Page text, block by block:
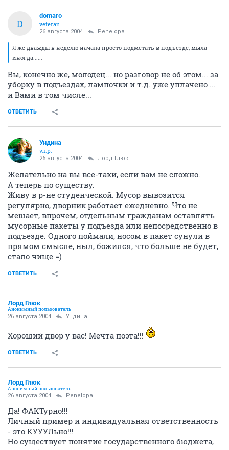
D
domaro
veteran
26 августа 2004 Penelopa
Я же дважды в неделю начала просто подметать в подъезде, мыла
иногда......
Вы, конечно же, молодец... но разговор не об этом... за
уборку в подъездах, лампочки и т.д. уже уплачено ...
и Вами в том числе...
ОТВЕТИТЬ
Ундина
v.i.p.
26 августа 2004 Лорд Глюк
Желательно на вы все-таки, если вам не сложно.
А теперь по существу.
Живу в р-не студенческой. Мусор вывозится
регулярно, дворник работает ежедневно. Что не
мешает, впрочем, отдельным гражданам оставлять
мусорные пакеты у подъезда или непосредственно в
подъезде. Одного поймали, носом в пакет сунули в
прямом смысле, ныл, божился, что больше не будет,
стало чище =)
ОТВЕТИТЬ
Лорд Глюк
Анонимный пользователь
26 августа 2004 Ундина
Хороший двор у вас! Мечта поэта!!!
ОТВЕТИТЬ
Лорд Глюк
Анонимный пользователь
26 августа 2004 Penelopa
Да! ФАКТурно!!!
Личный пример и индивидуальная ответственность
- это КУУУЛьно!!!
Но существует понятие государственного бюджета,